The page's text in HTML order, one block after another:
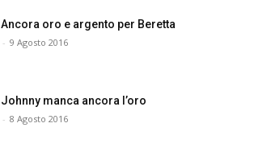
Ancora oro e argento per Beretta
- 9 Agosto 2016
Johnny manca ancora l’oro
- 8 Agosto 2016